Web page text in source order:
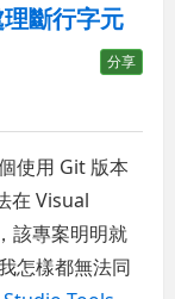
斷行字元
分享
使用 Git 版本
在 Visual
該專案明明就
怎樣都無法同